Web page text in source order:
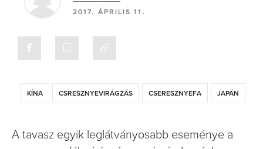
2017. ÁPRILIS 11.
KÍNA CSRESZNYEVIRÁGZÁS CSERESZNYEFA JAPÁN
A tavasz egyik leglátványosabb eseménye a